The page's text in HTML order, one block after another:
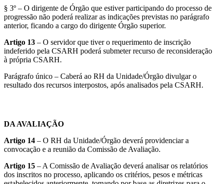
§ 3º – O dirigente de Órgão que estiver participando do processo de
progressão não poderá realizar as indicações previstas no parágrafo
anterior, ficando a cargo do dirigente Órgão superior.
Artigo 13 – O servidor que tiver o requerimento de inscrição
indeferido pela CSARH poderá submeter recurso de reconsideração
à própria CSARH.
Parágrafo único – Caberá ao RH da Unidade/Órgão divulgar o
resultado dos recursos interpostos, após analisados pela CSARH.
DA AVALIAÇÃO
Artigo 14 – O RH da Unidade/Órgão deverá providenciar a
convocação e a reunião da Comissão de Avaliação.
Artigo 15 – A Comissão de Avaliação deverá analisar os relatórios
dos inscritos no processo, aplicando os critérios, pesos e métricas